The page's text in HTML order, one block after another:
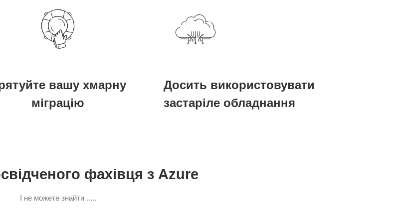
вашу хмарну
міграцію
Досить використовувати
застаріле обладнання
фахівця з Azure
І не можете знайти .....